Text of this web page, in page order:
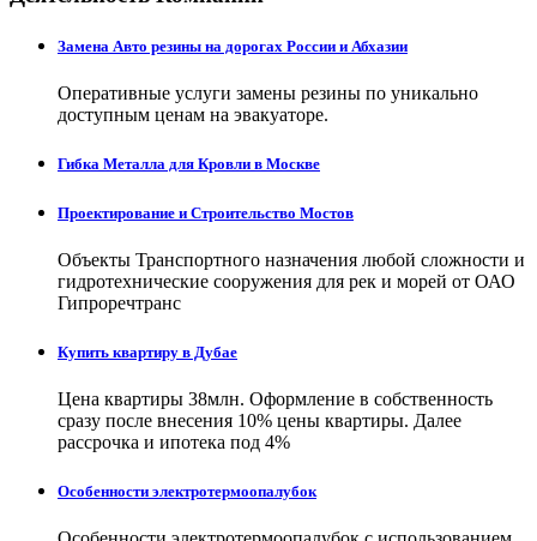
Замена Авто резины на дорогах России и Абхазии
Оперативные услуги замены резины по уникально
доступным ценам на эвакуаторе.
Гибка Металла для Кровли в Москве
Проектирование и Строительство Мостов
Объекты Транспортного назначения любой сложности и
гидротехнические сооружения для рек и морей от ОАО
Гипроречтранс
Купить квартиру в Дубае
Цена квартиры 38млн. Оформление в собственность
сразу после внесения 10% цены квартиры. Далее
рассрочка и ипотека под 4%
Особенности электротермоопалубок